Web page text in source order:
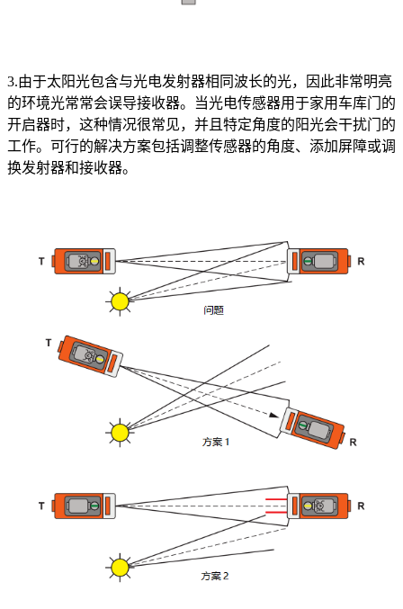
3.由于太阳光包含与光电发射器相同波长的光，因此非常明亮
的环境光常常会误导接收器。当光电传感器用于家用车库门的
开启器时，这种情况很常见，并且特定角度的阳光会干扰门的
工作。可行的解决方案包括调整传感器的角度、添加屏障或调
换发射器和接收器。